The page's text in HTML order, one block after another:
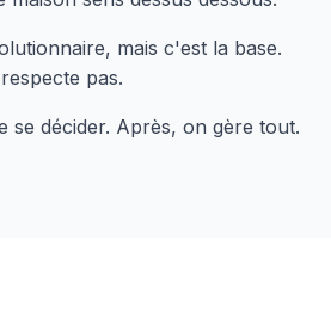
mais c'est la base.
pas.
se décider. Après, on gère tout.